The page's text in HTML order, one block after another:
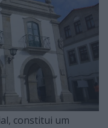
constitui um